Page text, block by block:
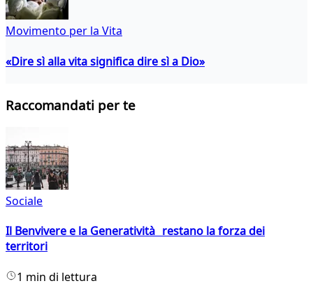
Movimento per la Vita
«Dire sì alla vita significa dire sì a Dio»
Raccomandati per te
Sociale
Il Benvivere e la Generatività restano la forza dei
territori
1 min di lettura